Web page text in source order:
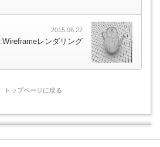
2015.06.22
レンダリング
トップページに戻る